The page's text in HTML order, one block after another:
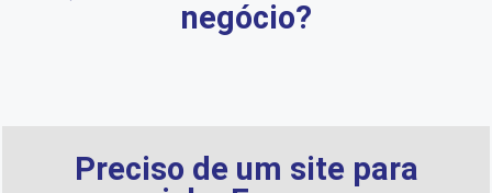
negócio?
Preciso de um site para